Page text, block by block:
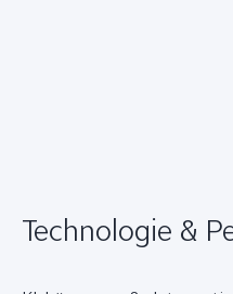
Technologie &